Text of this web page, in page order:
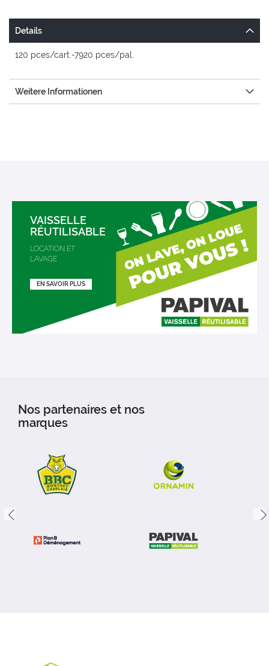
Details
120 pces/cart.-7920 pces/pal.
Weitere Informationen
VAISSELLE
RÉUTILISABLE
LOCATION ET
LAVAGE
EN SAVOIR PLUS
Nos partenaires et nos
marques